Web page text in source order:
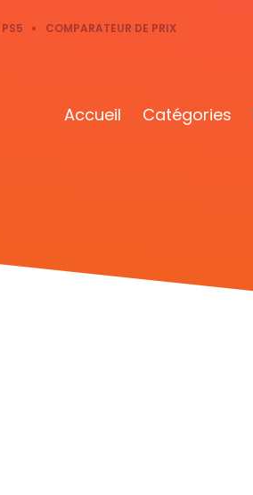
PS5 COMPARATEUR DE PRIX
Accueil Catégories